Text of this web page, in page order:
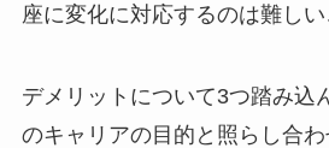
座に変化に対応するのは難しい
デメリットについて3つ踏み込
のキャリアの目的と照らし合